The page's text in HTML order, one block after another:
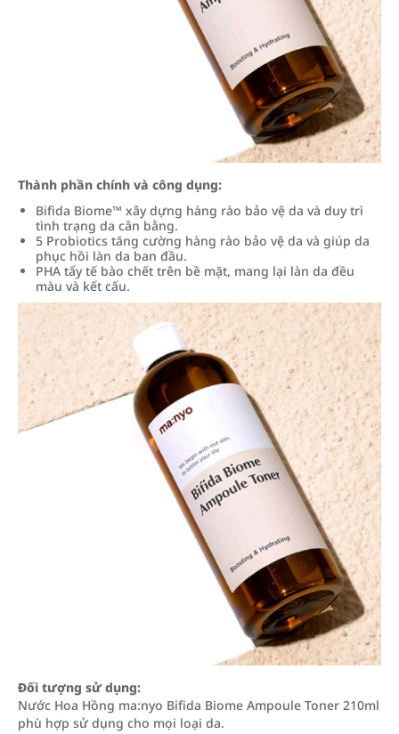
Thành phần chính và công dụng:
Bifida Biome™ xây dựng hàng rào bảo vệ da và duy trì
tình trạng da cân bằng.
5 Probiotics tăng cường hàng rào bảo vệ da và giúp da
phục hồi làn da ban đầu.
PHA tẩy tế bào chết trên bề mặt, mang lại làn da đều
màu và kết cấu.
Đối tượng sử dụng:
Nước Hoa Hồng ma:nyo Bifida Biome Ampoule Toner 210ml
phù hợp sử dụng cho mọi loại da.